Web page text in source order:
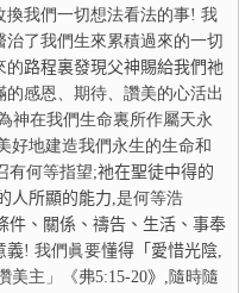
換我們一切想法看法的事! 我
了我們生來累積過來的一切
的路程裏發現父神賜給我們祂
的感恩、期待、讚美的心活出
神在我們生命裏所作屬天永
好地建造我們永生的生命和
有何等指望;祂在聖徒中得的
人所顯的能力,是何等浩
件、關係、禱告、生活、事奉
義! 我們眞要懂得「愛惜光陰,
美主」《弗5:15-20》 ,隨時隨